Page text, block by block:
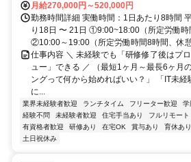
月給270,000円～520,000円
勤務時間詳細 実働時間：1日あたり8時間
り18日 〜 21日 ①9:00~18:00（所定労働時
②10:00～19:00（所定労働時間8時間、休
仕事内容 ＼ 未経験でも「研修修了後はプ
ュー」できる ／ （最短1ヶ月～最長6ヶ月
ングって何から始めればいい？」 「IT未
に...
業界未経験者歓迎 ランチタイム フリーター歓迎 学
経験不問
未経験者歓迎 住宅手当あり フルリモート
有資格者歓迎
研修あり 在宅OK 賞与あり 育休あり
土日祝休み